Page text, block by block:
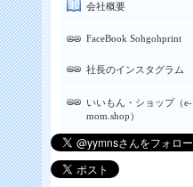
会社概要
FaceBook Sohgohprint
社長のインスタグラム
いいもん・ショップ（e-
mom.shop）